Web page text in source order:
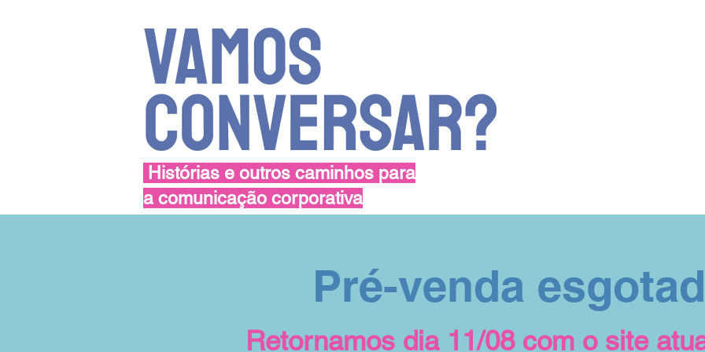
Histórias e outros caminhos para
a comunicação corporativa
Pré-venda
Retornamos dia 11/08 com o site